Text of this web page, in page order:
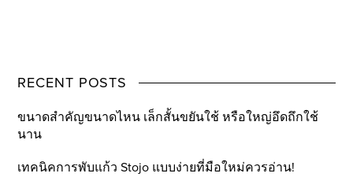
RECENT POSTS
ขนาดสำคัญขนาดไหน เล็กสั้นขยันใช้ หรือใหญ่อึดถึกใช้
นาน
เทคนิคการพับแก้ว Stojo แบบง่ายที่มือใหม่ควรอ่าน!